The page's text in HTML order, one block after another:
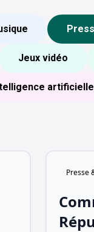
Jeux vidéo
artificielle
Presse